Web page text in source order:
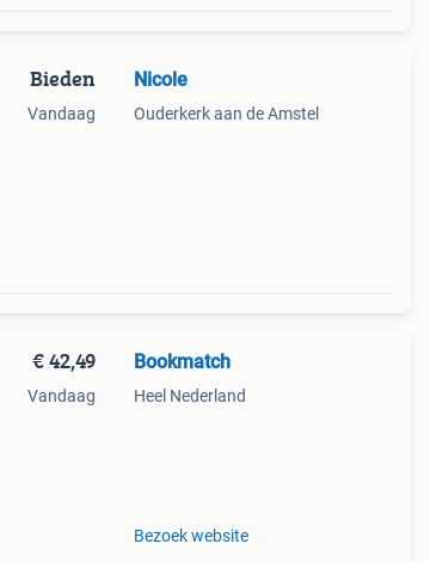
Bieden
Vandaag
Nicole
Ouderkerk aan de Amstel
€ 42,49
Vandaag
Bookmatch
Heel Nederland
Bezoek website